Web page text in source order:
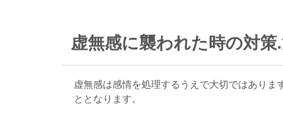
虚無感に襲われた時の対策.
虚無感は感情を処理するうえで大切ではあり
ととなります。